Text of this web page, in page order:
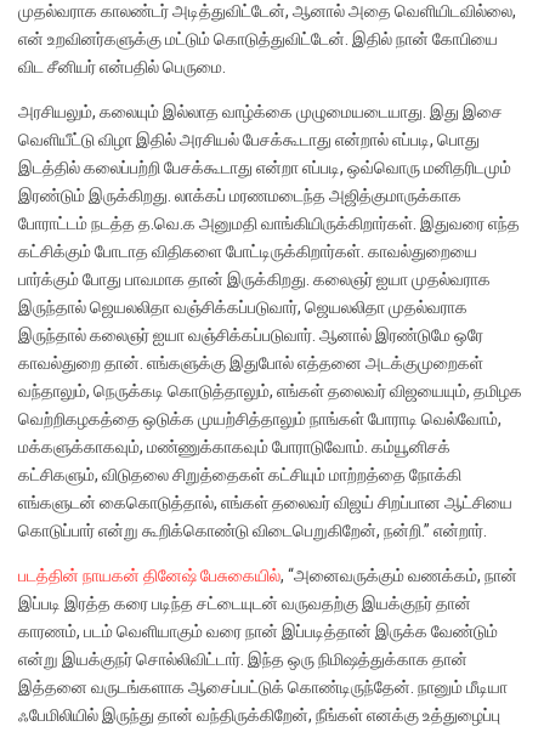
முதல்வராக காலண்டர் அடித்துவிட்டேன், ஆனால் அதை வெளியிடவில்லை,
என் உறவினர்களுக்கு மட்டும் கொடுத்துவிட்டேன். இதில் நான் கோபியை
விட சீனியர் என்பதில் பெருமை.
அரசியலும், கலையும் இல்லாத வாழ்க்கை முழுமையடையாது. இது இசை
வெளியீட்டு விழா இதில் அரசியல் பேசக்கூடாது என்றால் எப்படி, பொது
இடத்தில் கலைப்பற்றி பேசக்கூடாது என்றா எப்படி, ஒவ்வொரு மனிதரிடமும்
இரண்டும் இருக்கிறது. லாக்கப் மரணமடைந்த அஜித்குமாருக்காக
போராட்டம் நடத்த த.வெ.க அனுமதி வாங்கியிருக்கிறார்கள். இதுவரை எந்த
கட்சிக்கும் போடாத விதிகளை போட்டிருக்கிறார்கள். காவல்துறையை
பார்க்கும் போது பாவமாக தான் இருக்கிறது. கலைஞர் ஐயா முதல்வராக
இருந்தால் ஜெயலலிதா வஞ்சிக்கப்படுவார், ஜெயலலிதா முதல்வராக
இருந்தால் கலைஞர் ஐயா வஞ்சிக்கப்படுவார். ஆனால் இரண்டுமே ஒரே
காவல்துறை தான். எங்களுக்கு இதுபோல் எத்தனை அடக்குமுறைகள்
வந்தாலும், நெருக்கடி கொடுத்தாலும், எங்கள் தலைவர் விஜயையும், தமிழக
வெற்றிகழகத்தை ஒடுக்க முயற்சித்தாலும் நாங்கள் போராடி வெல்வோம்,
மக்களுக்காகவும், மண்ணுக்காகவும் போராடுவோம். கம்யூனிசக்
கட்சிகளும், விடுதலை சிறுத்தைகள் கட்சியும் மாற்றத்தை நோக்கி
எங்களுடன் கைகொடுத்தால், எங்கள் தலைவர் விஜய் சிறப்பான ஆட்சியை
கொடுப்பார் என்று கூறிக்கொண்டு விடைபெறுகிறேன், நன்றி.” என்றார்.
படத்தின் நாயகன் தினேஷ் பேசுகையில், “அனைவருக்கும் வணக்கம், நான்
இப்படி இரத்த கரை படிந்த சட்டையுடன் வருவதற்கு இயக்குநர் தான்
காரணம், படம் வெளியாகும் வரை நான் இப்படித்தான் இருக்க வேண்டும்
என்று இயக்குநர் சொல்லிவிட்டார். இந்த ஒரு நிமிஷத்துக்காக தான்
இத்தனை வருடங்களாக ஆசைப்பட்டுக் கொண்டிருந்தேன். நானும் மீடியா
ஃபேமிலியில் இருந்து தான் வந்திருக்கிறேன், நீங்கள் எனக்கு உத்துழைப்பு